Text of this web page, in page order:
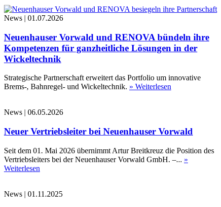
News | 01.07.2026
Neuenhauser Vorwald und RENOVA bündeln ihre
Kompetenzen für ganzheitliche Lösungen in der
Wickeltechnik
Strategische Partnerschaft erweitert das Portfolio um innovative
Brems-, Bahnregel- und Wickeltechnik. » Weiterlesen
News | 06.05.2026
Neuer Vertriebsleiter bei Neuenhauser Vorwald
Seit dem 01. Mai 2026 übernimmt Artur Breitkreuz die Position des
Vertriebsleiters bei der Neuenhauser Vorwald GmbH. –... »
Weiterlesen
News | 01.11.2025